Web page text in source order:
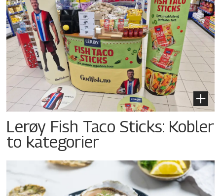
Lerøy Fish Taco Sticks: Kobler
to kategorier